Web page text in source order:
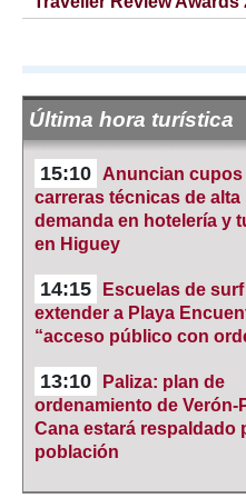
Última hora turística
15:10
Anuncian cupos
carreras técnicas de alta
demanda en hotelería y
en Higuey
14:15
Escuelas de
extender a Playa
“acceso público con
13:10
Paliza: plan de
ordenamiento de Verón-
Cana estará respaldado
población